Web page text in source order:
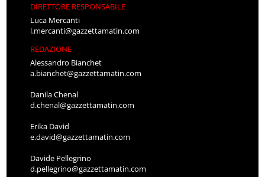
DIRETTORE RESPONSABILE
Luca Mercanti
l.mercanti@gazzettamatin.com
REDAZIONE
Alessandro Bianchet
a.bianchet@gazzettamatin.com
Danila Chenal
d.chenal@gazzettamatin.com
Erika David
e.david@gazzettamatin.com
Davide Pellegrino
d.pellegrino@gazzettamatin.com